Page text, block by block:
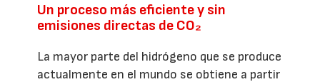
Un proceso más eficiente y sin
emisiones directas de CO₂
La mayor parte del hidrógeno que se produce
actualmente en el mundo se obtiene a partir